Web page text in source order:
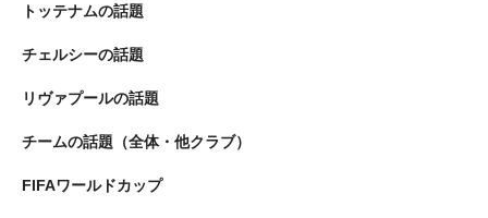
トッテナムの話題
チェルシーの話題
リヴァプールの話題
チームの話題（全体・他クラブ）
FIFAワールドカップ